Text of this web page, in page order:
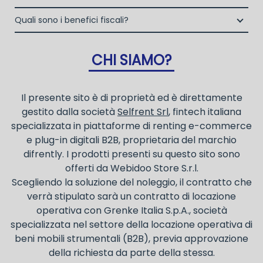
propri clienti.
la consegna a domicilio dei beni
Grenke Italia S.p.A., società specializzata nel settore della
locazione operativa di beni mobili strumentali (B2B),
previa approvazione della richiesta da parte della stessa.
Una volta fatto login vai sull’icona con l’omino e clicca
su "ordini da completare".
Quali sono i benefici fiscali?
ammortamento nel bilancio, poiché i canoni vengono
considerati un servizio. I canoni di noleggio sono
CHI SIAMO?
Il presente sito è di proprietà ed è direttamente
gestito dalla societàSelfrent Srl, fintech italiana
specializzata in piattaforme di renting e-commerce
e plug-in digitali B2B, proprietaria del marchio
difrently. I prodotti presenti su questo sito sono
offerti da Webidoo Store S.r.l.
Scegliendo la soluzione del noleggio, il contratto che
verrà stipulato sarà un contratto di locazione
operativa con Grenke Italia S.p.A., società
specializzata nel settore della locazione operativa di
beni mobili strumentali (B2B), previa approvazione
della richiesta da parte della stessa.